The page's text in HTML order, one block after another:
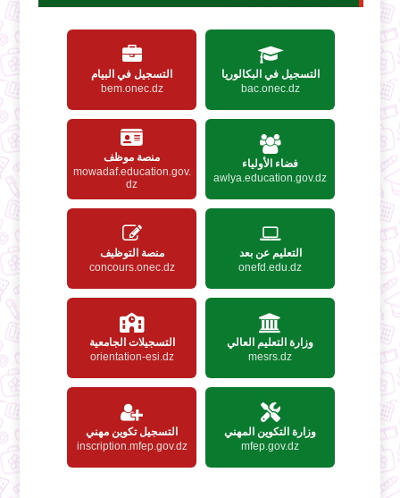
التسجيل في البكالوريا
bac.onec.dz
التسجيل في البيام
bem.onec.dz
فضاء الأولياء
awlya.education.gov.dz
منصة موظف
mowadaf.education.gov.
dz
التعليم عن بعد
onefd.edu.dz
منصة التوظيف
concours.onec.dz
وزارة التعليم العالي
mesrs.dz
التسجيلات الجامعية
orientation-esi.dz
وزارة التكوين المهني
mfep.gov.dz
التسجيل تكوين مهني
inscription.mfep.gov.dz